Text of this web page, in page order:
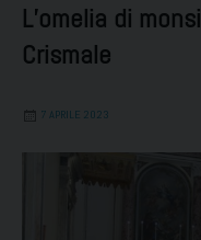
L’omelia di
Crismale
7 APRILE 2023